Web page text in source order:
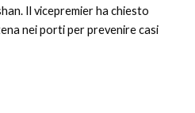
Il vicepremier ha chiesto
nei porti per prevenire casi